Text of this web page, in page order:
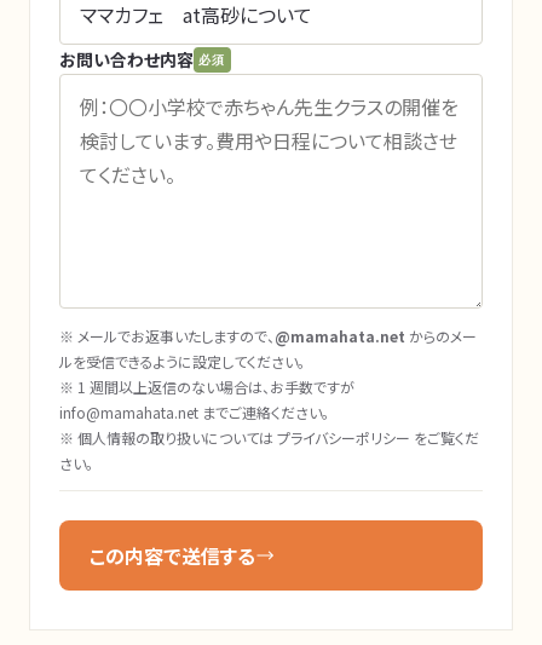
お問い合わせ内容 必須
※ メールでお返事いたしますので、 @mamahata.net からのメー
ルを受信できるように設定してください。
※ 1 週間以上返信のない場合は、お手数ですが
info@mamahata.net までご連絡ください。
※ 個人情報の取り扱いについては プライバシーポリシー をご覧くだ
さい。
この内容で送信する